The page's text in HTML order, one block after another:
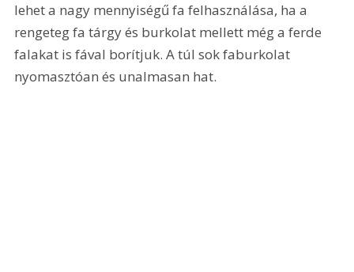
lehet a nagy mennyiségű fa felhasználása, ha a
rengeteg fa tárgy és burkolat mellett még a ferde
falakat is fával borítjuk. A túl sok faburkolat
nyomasztóan és unalmasan hat.